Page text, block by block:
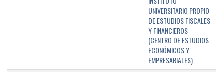
UNIVERSITARIO PROPIO
DE ESTUDIOS FISCALES
Y FINANCIEROS
(CENTRO DE ESTUDIOS
ECONÓMICOS Y
EMPRESARIALES)